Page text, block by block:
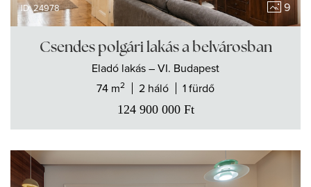
ID: 24978 9
Csendes polgári lakás a belvárosban
Eladó lakás– VI. Budapest
74 m2 2 háló 1 fürdő
124 900 000 Ft